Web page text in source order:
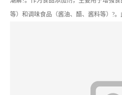
等）和调味食品（酱油、醋、酱料等）?